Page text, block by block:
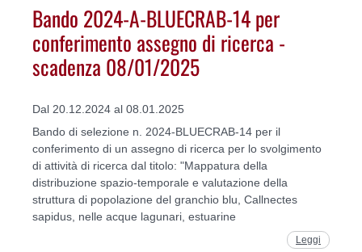
Bando 2024-A-BLUECRAB-14 per
conferimento assegno di ricerca -
scadenza 08/01/2025
Dal 20.12.2024 al 08.01.2025
Bando di selezione n. 2024-BLUECRAB-14 per il
conferimento di un assegno di ricerca per lo svolgimento
di attività di ricerca dal titolo: "Mappatura della
distribuzione spazio-temporale e valutazione della
struttura di popolazione del granchio blu, Callnectes
sapidus, nelle acque lagunari, estuarine
Leggi